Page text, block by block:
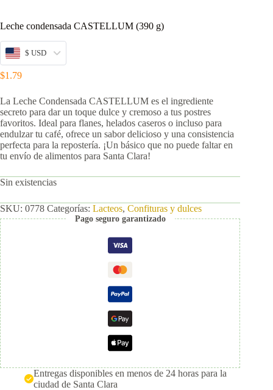
Leche condensada CASTELLUM (390 g)
$ USD
$1.79
La Leche Condensada CASTELLUM es el ingrediente
secreto para dar un toque dulce y cremoso a tus postres
favoritos. Ideal para flanes, helados caseros o incluso para
endulzar tu café, ofrece un sabor delicioso y una consistencia
perfecta para la repostería. ¡Un básico que no puede faltar en
tu envío de alimentos para Santa Clara!
Sin existencias
SKU: 0778 Categorías: Lacteos, Confituras y dulces
Pago seguro garantizado
Entregas disponibles en menos de 24 horas para la
ciudad de Santa Clara